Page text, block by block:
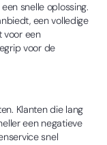
snelle oplossing.
een volledige
voor een
voor de
Klanten die lang
een negatieve
snel